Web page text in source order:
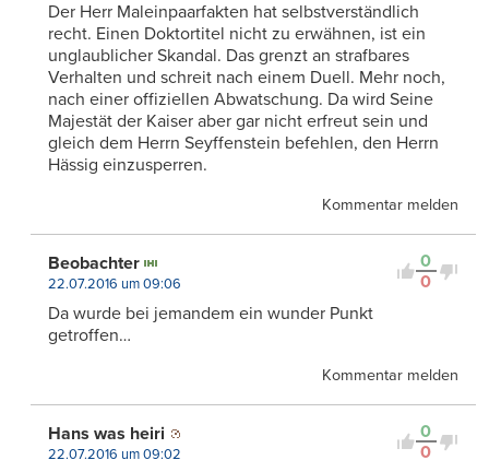
Der Herr Maleinpaarfakten hat selbstverständlich
recht. Einen Doktortitel nicht zu erwähnen, ist ein
unglaublicher Skandal. Das grenzt an strafbares
Verhalten und schreit nach einem Duell. Mehr noch,
nach einer offiziellen Abwatschung. Da wird Seine
Majestät der Kaiser aber gar nicht erfreut sein und
gleich dem Herrn Seyffenstein befehlen, den Herrn
Hässig einzusperren.
Kommentar melden
0
0
Beobachter
22.07.2016 um 09:06
Da wurde bei jemandem ein wunder Punkt
getroffen…
Kommentar melden
0
0
Hans was heiri
22.07.2016 um 09:02